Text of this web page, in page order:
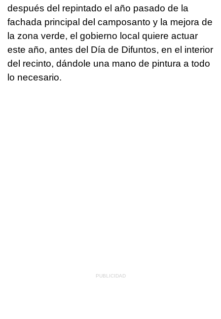
después del repintado el año pasado de la
fachada principal del camposanto y la mejora de
la zona verde, el gobierno local quiere actuar
este año, antes del Día de Difuntos, en el interior
del recinto, dándole una mano de pintura a todo
lo necesario.